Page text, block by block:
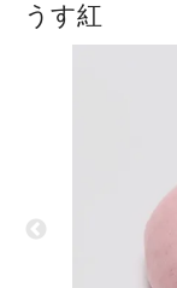
うす紅